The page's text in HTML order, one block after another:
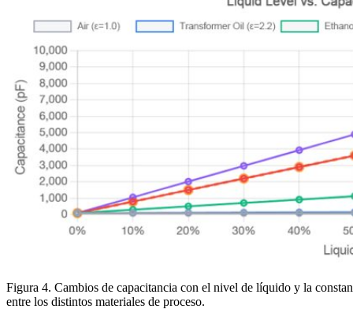
Figura 4. Cambios de capacitancia con el nivel de líquido y la
entre los distintos materiales de proceso.